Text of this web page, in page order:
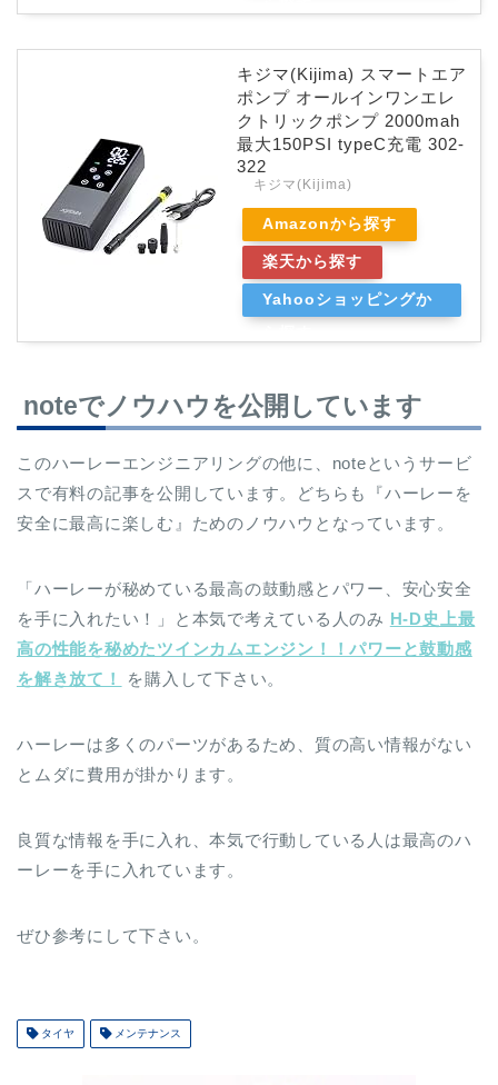
キジマ(Kijima) スマートエア
ポンプ オールインワンエレ
クトリックポンプ 2000mah
最大150PSI typeC充電 302-
322
キジマ(Kijima)
Amazonから探す
楽天から探す
Yahooショッピングか
noteでノウハウを公開しています
このハーレーエンジニアリングの他に、noteというサービ
スで有料の記事を公開しています。どちらも『ハーレーを
安全に最高に楽しむ』ためのノウハウとなっています。
「ハーレーが秘めている最高の鼓動感とパワー、安心安全
を手に入れたい！」と本気で考えている人のみ H-D史上最
高の性能を秘めたツインカムエンジン！！パワーと鼓動感
を解き放て！
を購入して下さい。
ハーレーは多くのパーツがあるため、質の高い情報がない
とムダに費用が掛かります。
良質な情報を手に入れ、本気で行動している人は最高のハ
ーレーを手に入れています。
ぜひ参考にして下さい。
タイヤ メンテナンス